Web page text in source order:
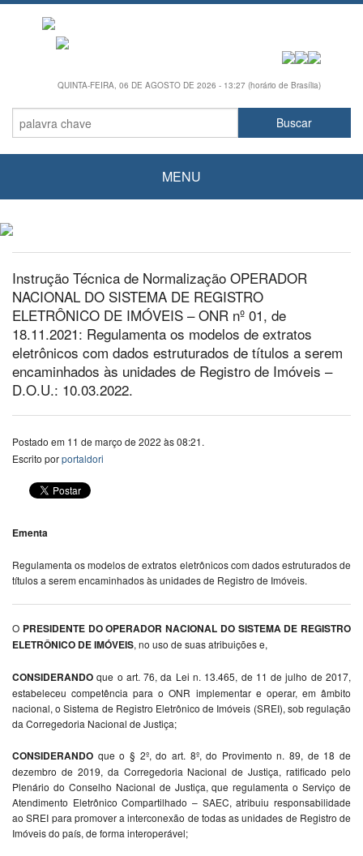
QUINTA-FEIRA, 06 DE AGOSTO DE 2026 - 13:27 (horário de Brasília)
MENU
Instrução Técnica de Normalização OPERADOR
NACIONAL DO SISTEMA DE REGISTRO
ELETRÔNICO DE IMÓVEIS – ONR nº 01, de
18.11.2021: Regulamenta os modelos de extratos
eletrônicos com dados estruturados de títulos a serem
encaminhados às unidades de Registro de Imóveis –
D.O.U.: 10.03.2022.
Postado em 11 de março de 2022 às 08:21.
Escrito porportaldori
Ementa
Regulamenta os modelos de extratos eletrônicos com dados estruturados de
títulos a serem encaminhados às unidades de Registro de Imóveis.
O PRESIDENTE DO OPERADOR NACIONAL DO SISTEMA DE REGISTRO
ELETRÔNICO DE IMÓVEIS, no uso de suas atribuições e,
CONSIDERANDO que o art. 76, da Lei n. 13.465, de 11 de julho de 2017,
estabeleceu competência para o ONR implementar e operar, em âmbito
nacional, o Sistema de Registro Eletrônico de Imóveis (SREI), sob regulação
da Corregedoria Nacional de Justiça;
CONSIDERANDO que o § 2º, do art. 8º, do Provimento n. 89, de 18 de
dezembro de 2019, da Corregedoria Nacional de Justiça, ratificado pelo
Plenário do Conselho Nacional de Justiça, que regulamenta o Serviço de
Atendimento Eletrônico Compartilhado – SAEC, atribuiu responsabilidade
ao SREI para promover a interconexão de todas as unidades de Registro de
Imóveis do país, de forma interoperável;